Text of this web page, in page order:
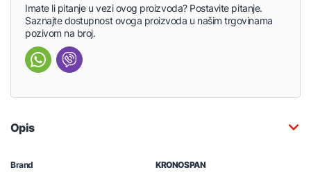
Imate li pitanje u vezi ovog proizvoda? Postavite pitanje.
Saznajte dostupnost ovoga proizvoda u našim trgovinama
pozivom na broj.
Opis
Brand
KRONOSPAN